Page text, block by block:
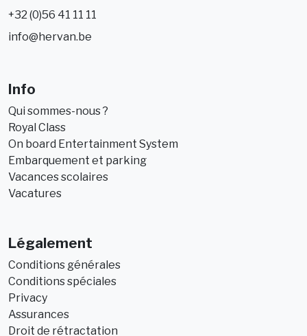
+32 (0)56 41 11 11
info@hervan.be
Info
Qui sommes-nous ?
Royal Class
On board Entertainment System
Embarquement et parking
Vacances scolaires
Vacatures
Légalement
Conditions générales
Conditions spéciales
Privacy
Assurances
Droit de rétractation